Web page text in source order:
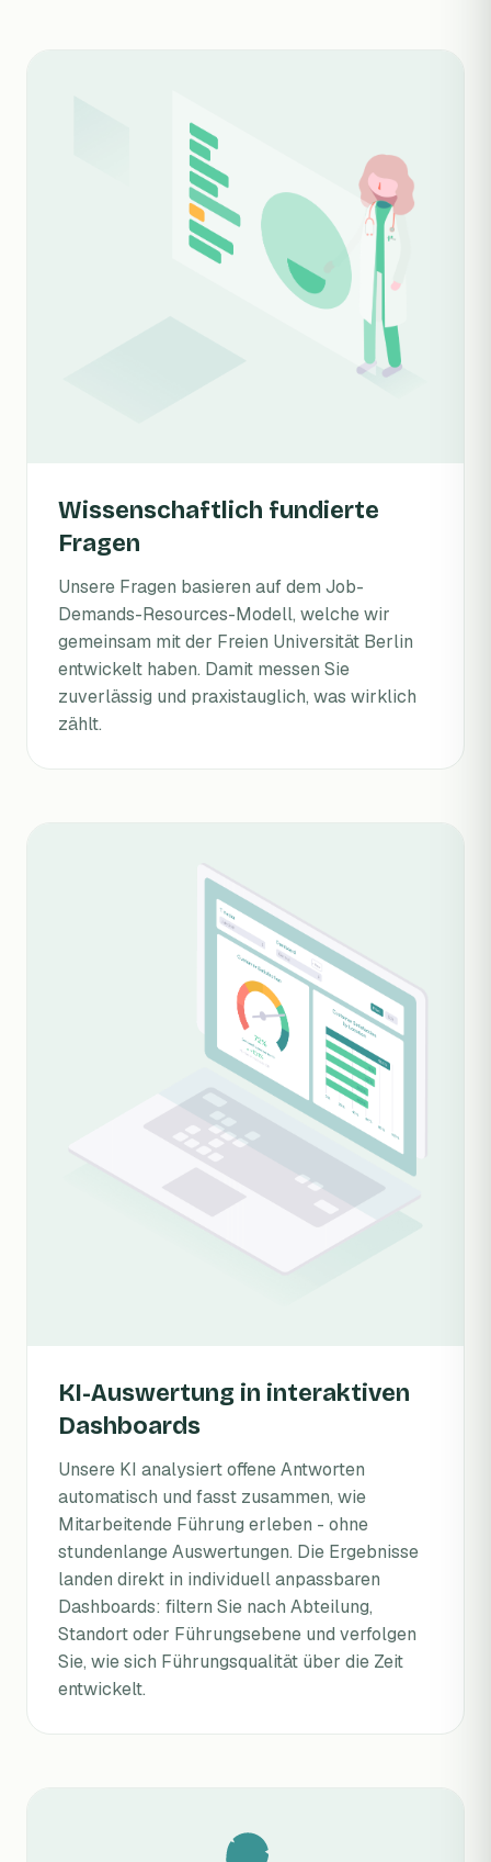
Wissenschaftlich fundierte
Fragen
Unsere Fragen basieren auf dem Job-
Demands-Resources-Modell, welche wir
gemeinsam mit der Freien Universität Berlin
entwickelt haben. Damit messen Sie
zuverlässig und praxistauglich, was wirklich
zählt.
KI-Auswertung in interaktiven
Dashboards
Unsere KI analysiert offene Antworten
automatisch und fasst zusammen, wie
Mitarbeitende Führung erleben - ohne
stundenlange Auswertungen. Die Ergebnisse
landen direkt in individuell anpassbaren
Dashboards: filtern Sie nach Abteilung,
Standort oder Führungsebene und verfolgen
Sie, wie sich Führungsqualität über die Zeit
entwickelt.